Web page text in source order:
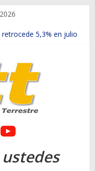
en lanzar la nueva
Chevrolet en el Biobío
en Rancagua y
estrenada Bolden en
ustedes